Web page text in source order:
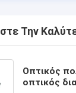
Την
Οπτικός
οπτικός